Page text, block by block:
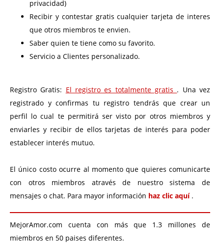
privacidad)
Recibir y contestar gratis cualquier tarjeta de interes
que otros miembros te envien.
Saber quien te tiene como su favorito.
Servicio a Clientes personalizado.
Registro Gratis: El registro es totalmente gratis . Una vez
registrado y confirmas tu registro tendrás que crear un
perfil lo cual te permitirá ser visto por otros miembros y
enviarles y recibir de ellos tarjetas de interés para poder
establecer interés mutuo.
El único costo ocurre al momento que quieres comunicarte
con otros miembros através de nuestro sistema de
mensajes o chat. Para mayor información haz clic aquí .
MejorAmor.com cuenta con más que 1.3 millones de
miembros en 50 paises diferentes.